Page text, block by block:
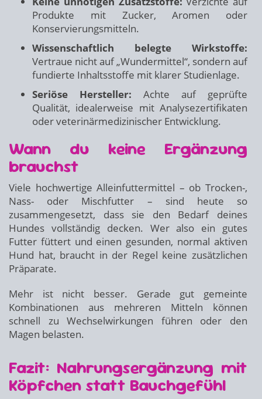
Produkte mit Zucker, Aromen oder
Konservierungsmitteln.
Wissenschaftlich belegte Wirkstoffe:
Vertraue nicht auf „Wundermittel“, sondern auf
fundierte Inhaltsstoffe mit klarer Studienlage.
Seriöse Hersteller: Achte auf geprüfte
Qualität, idealerweise mit Analysezertifikaten
oder veterinärmedizinischer Entwicklung.
Wann du keine Ergänzung
brauchst
Viele hochwertige Alleinfuttermittel – ob Trocken-,
Nass- oder Mischfutter – sind heute so
zusammengesetzt, dass sie den Bedarf deines
Hundes vollständig decken. Wer also ein gutes
Futter füttert und einen gesunden, normal aktiven
Hund hat, braucht in der Regel keine zusätzlichen
Präparate.
Mehr ist nicht besser. Gerade gut gemeinte
Kombinationen aus mehreren Mitteln können
schnell zu Wechselwirkungen führen oder den
Magen belasten.
Fazit: Nahrungsergänzung mit
Köpfchen statt Bauchgefühl